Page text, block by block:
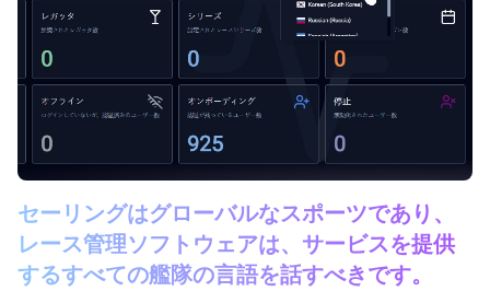
セーリングはグローバルなスポーツであり、
レース管理ソフトウェアは、サービスを提供
するすべての艦隊の言語を話すべきです。